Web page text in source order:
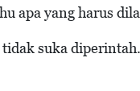
apa yang harus
suka